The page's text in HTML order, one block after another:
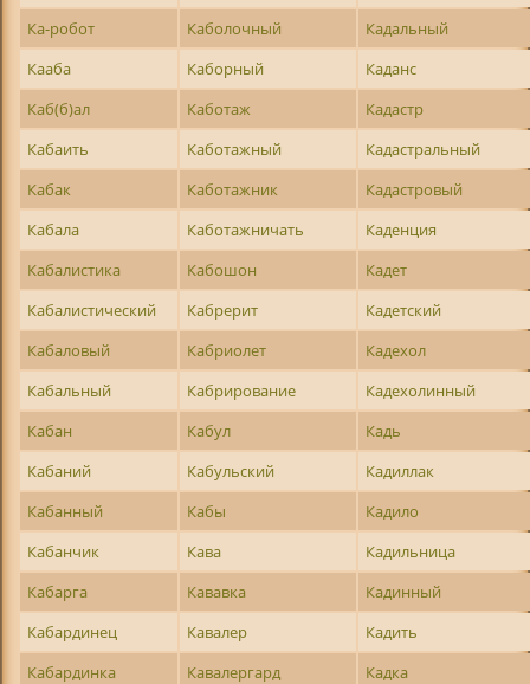
Ка-робот
Каболочный
Кадальный
Кааба
Каборный
Каданс
Каб(б)ал
Каботаж
Кадастр
Кабаить
Каботажный
Кадастральный
Кабак
Каботажник
Кадастровый
Кабала
Каботажничать
Каденция
Кабалистика
Кабошон
Кадет
Кабалистический
Кабрерит
Кадетский
Кабаловый
Кабриолет
Кадехол
Кабальный
Кабрирование
Кадехолинный
Кабан
Кабул
Кадь
Кабаний
Кабульский
Кадиллак
Кабанный
Кабы
Кадило
Кабанчик
Кава
Кадильница
Кабарга
Кававка
Кадинный
Кабардинец
Кавалер
Кадить
Кабардинка
Кавалергард
Кадка